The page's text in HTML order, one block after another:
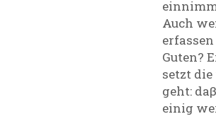
Auch
Guten?
setzt
geht:
einig